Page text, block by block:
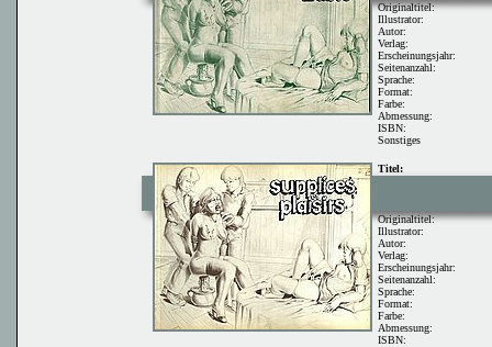
Originaltitel:
Illustrator:
Autor:
Verlag:
Erscheinungsjahr:
Seitenanzahl:
Sprache:
Format:
Farbe:
Abmessung:
ISBN:
Sonstiges
Titel:
Originaltitel:
Illustrator:
Autor:
Verlag:
Erscheinungsjahr:
Seitenanzahl:
Sprache:
Format:
Farbe:
Abmessung:
ISBN: